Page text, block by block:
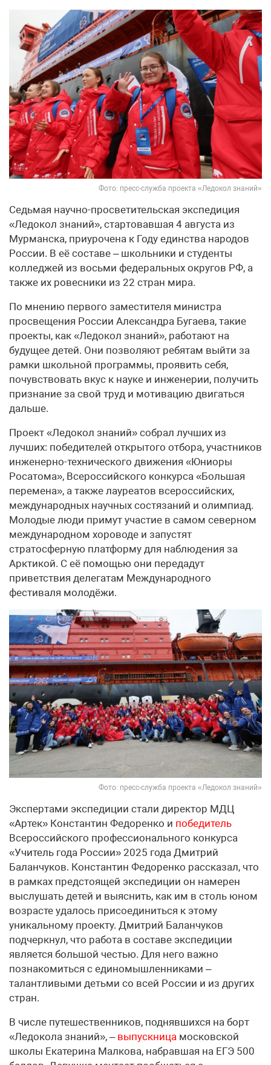
Фото: пресс-служба проекта «Ледокол знаний»
Седьмая научно-просветительская экспедиция
«Ледокол знаний», стартовавшая 4 августа из
Мурманска, приурочена к Году единства народов
России. В её составе – школьники и студенты
колледжей из восьми федеральных округов РФ, а
также их ровесники из 22 стран мира.
По мнению первого заместителя министра
просвещения России Александра Бугаева, такие
проекты, как «Ледокол знаний», работают на
будущее детей. Они позволяют ребятам выйти за
рамки школьной программы, проявить себя,
почувствовать вкус к науке и инженерии, получить
признание за свой труд и мотивацию двигаться
дальше.
Проект «Ледокол знаний» собрал лучших из
лучших: победителей открытого отбора, участников
инженерно-технического движения «Юниоры
Росатома», Всероссийского конкурса «Большая
перемена», а также лауреатов всероссийских,
международных научных состязаний и олимпиад.
Молодые люди примут участие в самом северном
международном хороводе и запустят
стратосферную платформу для наблюдения за
Арктикой. С её помощью они передадут
приветствия делегатам Международного
фестиваля молодёжи.
Фото: пресс-служба проекта «Ледокол знаний»
Экспертами экспедиции стали директор МДЦ
«Артек» Константин Федоренко и победитель
Всероссийского профессионального конкурса
«Учитель года России» 2025 года Дмитрий
Баланчуков. Константин Федоренко рассказал, что
в рамках предстоящей экспедиции он намерен
выслушать детей и выяснить, как им в столь юном
возрасте удалось присоединиться к этому
уникальному проекту. Дмитрий Баланчуков
подчеркнул, что работа в составе экспедиции
является большой честью. Для него важно
познакомиться с единомышленниками –
талантливыми детьми со всей России и из других
стран.
В числе путешественников, поднявшихся на борт
«Ледокола знаний», – выпускница московской
школы Екатерина Малкова, набравшая на ЕГЭ 500